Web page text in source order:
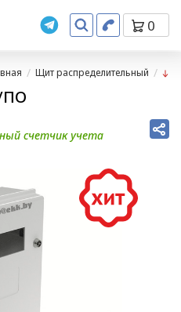
0
Щит распределительный
ПО
счетчик учета